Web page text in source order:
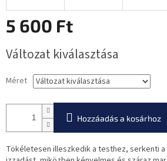
5 600 Ft
Változat kiválasztása
Méret
Hozzáadás a kosárhoz
Tökéletesen illeszkedik a testhez, serkenti